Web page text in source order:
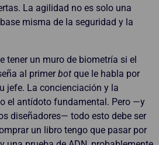
La agilidad no es solo una
misma de la seguridad y la
tener un muro de biometría si el
al primerbot que le habla por
jefe. La concienciación y la
el antídoto fundamental. Pero —y
diseñadores— todo esto debe ser
un libro tengo que pasar por